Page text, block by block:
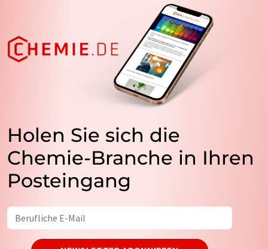
Holen Sie sich die
Chemie-Branche in Ihren
Posteingang